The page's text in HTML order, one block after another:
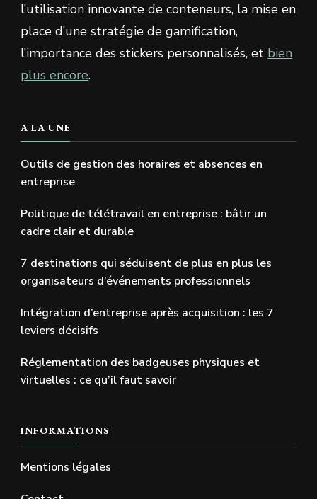
l’utilisation innovante de conteneurs, la mise en
place d’une stratégie de gamification,
l’importance des stickers personnalisés, et bien
plus encore.
A LA UNE
Outils de gestion des horaires et absences en
entreprise
Politique de télétravail en entreprise : bâtir un
cadre clair et durable
7 destinations qui séduisent de plus en plus les
organisateurs d’événements professionnels
Intégration d’entreprise après acquisition : les 7
leviers décisifs
Réglementation des badgeuses physiques et
virtuelles : ce qu’il faut savoir
INFORMATIONS
Mentions légales